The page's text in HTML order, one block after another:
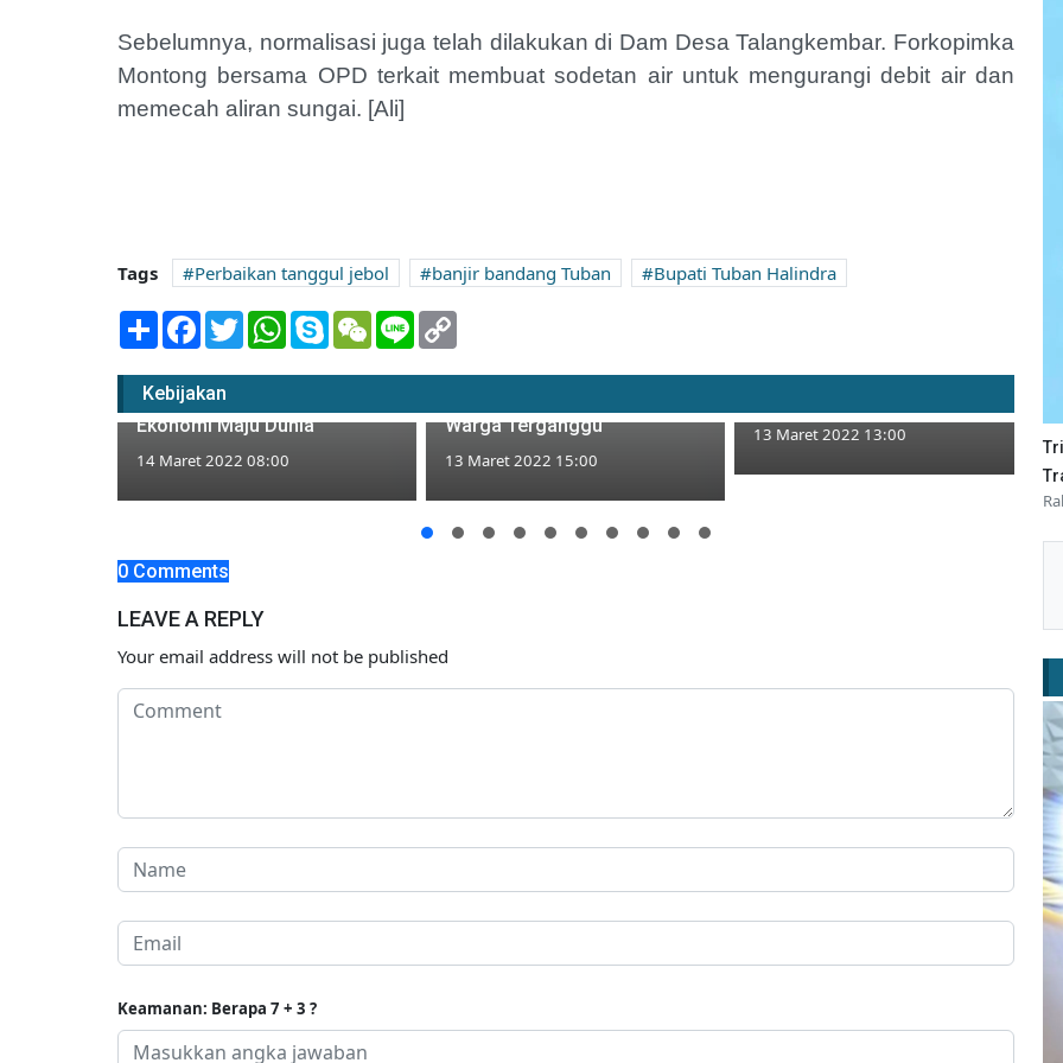
Sebelumnya, normalisasi juga telah dilakukan di Dam Desa Talangkembar. Forkopimka
Montong bersama OPD terkait membuat sodetan air untuk mengurangi debit air dan
memecah aliran sungai. [Ali]
Tags Perbaikan tanggul jebol banjir bandang Tuban
Bupati Tuban Halindra
Share Facebook
TwitterWhatsApp
SkypeWeChatLine
Kebijakan
Berpeluang Menjadi Negara
Ekonomi Maju Dunia
14 Maret 2022 08:00
Warga Terganggu
13 Maret 2022 15:00
Izza Tuban, Omzetnya Jutaan
13 Maret 2022 13:00
0 Comments
LEAVE A REPLY
Your email address will not be published
Keamanan: Berapa 7 + 3 ?